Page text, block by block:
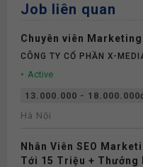
Job liên quan
Chuyên viên Marketing
CÔNG TY CỔ PHẦN X-
Active
13.000.000 -
Hà Nội
Nhân Viên SEO
Tới 15 Triệu + Thưởng